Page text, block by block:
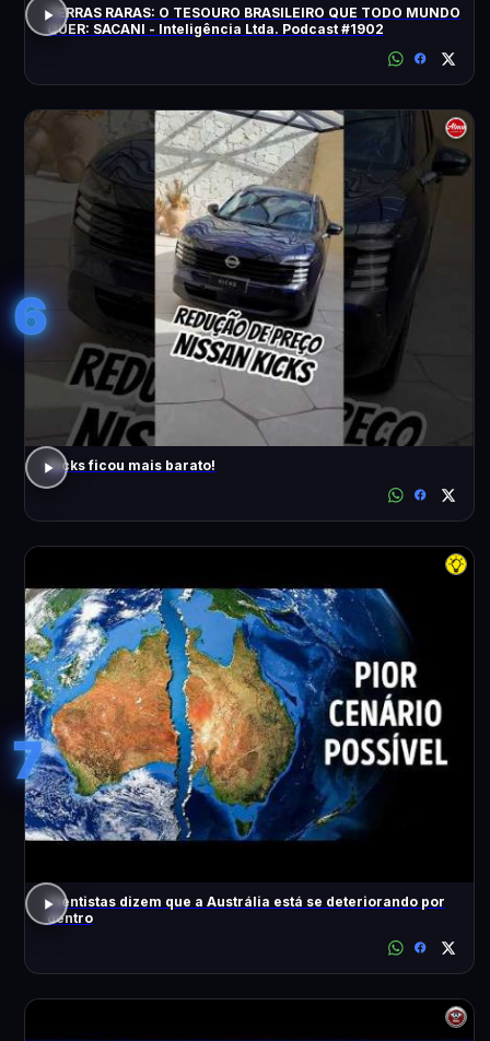
TERRAS RARAS: O TESOURO BRASILEIRO QUE TODO MUNDO
QUER: SACANI - Inteligência Ltda. Podcast #1902
6
Kicks ficou mais barato!
7
Cientistas dizem que a Austrália está se deteriorando por
dentro